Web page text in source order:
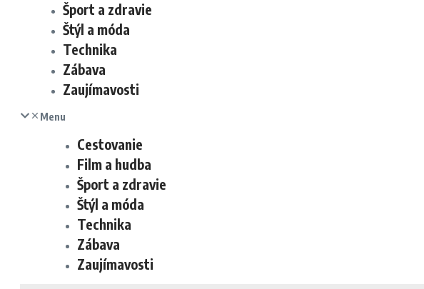
Šport a zdravie
Štýl a móda
Technika
Zábava
Zaujímavosti
Menu
Cestovanie
Film a hudba
Šport a zdravie
Štýl a móda
Technika
Zábava
Zaujímavosti